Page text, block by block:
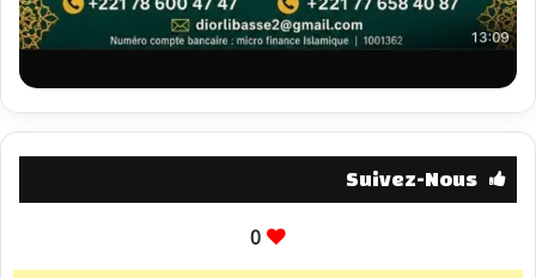
Suivez-Nous
0